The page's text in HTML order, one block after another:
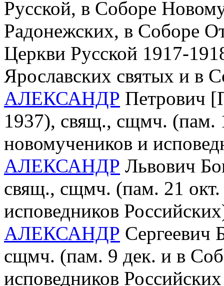
Русской, в Соборе
Радонежских, в Соборе
Церкви Русской 1917-
Ярославских святых и в
АЛЕКСАНДР Петрович
1937), свящ., сщмч. (пам.
новомучеников и
АЛЕКСАНДР Львович
свящ., сщмч. (пам. 21
исповедников
АЛЕКСАНДР Сергеевич
сщмч. (пам. 9 дек. и в
исповедников